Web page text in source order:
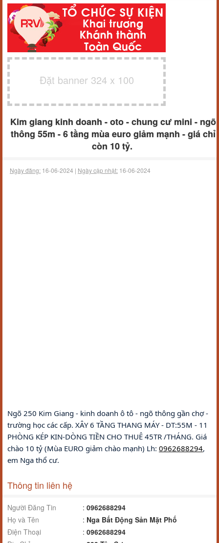
Đặt banner 324 x 100
Kim giang kinh doanh - oto - chung cư mini - ngõ
thông 55m - 6 tầng mùa euro giảm mạnh - giá chỉ
còn 10 tỷ.
Ngày đăng: 16-06-2024 | Ngày cập nhật: 16-06-2024
Ngõ 250 Kim Giang - kinh doanh ô tô - ngõ thông gần chợ -
trường học các cấp. XÂY 6 TẦNG THANG MÁY - DT:55M - 11
PHÒNG KÉP KIN-DÒNG TIỀN CHO THUÊ 45TR /THÁNG. Giá
chào 10 tỷ (Mùa EURO giảm chào mạnh) Lh: 0962688294,
em Nga thổ cư.
Thông tin liên hệ
Người Đăng Tin : 0962688294
Họ và Tên
: Nga Bất Động Sản Mặt Phố
Điện Thoại
: 0962688294